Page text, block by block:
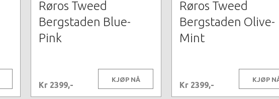
Røros Tweed
Bergstaden Blue-
Pink
Kr 2399,-
KJØP NÅ
Røros Tweed
Bergstaden Olive-
Mint
Kr 2399,-
KJØP